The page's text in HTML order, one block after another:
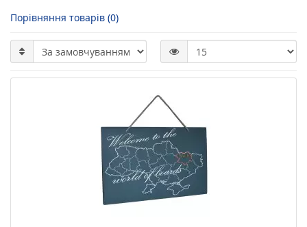
Порівняння товарів (0)